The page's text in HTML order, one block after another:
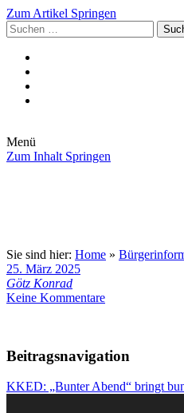
Zum Artikel Springen
Suchen
nach:
Menü
Zum Inhalt Springen
Sie sind hier: Home »
25. März 2025
Götz Konrad
Keine Kommentare
Beitragsnavigation
KKED: „Bunter Abend“ bringt